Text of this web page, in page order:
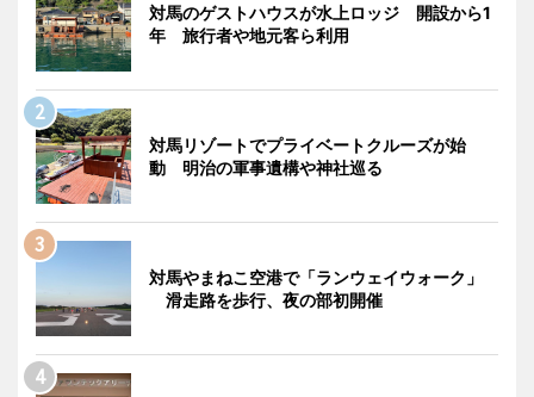
対馬のゲストハウスが水上ロッジ 開設から1
年 旅行者や地元客ら利用
対馬リゾートでプライベートクルーズが始
動 明治の軍事遺構や神社巡る
対馬やまねこ空港で「ランウェイウォーク」
滑走路を歩行、夜の部初開催